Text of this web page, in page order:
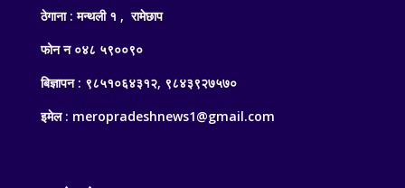
ठेगाना : मन्थली १ , रामेछाप
फोन न ०४८ ५९००९०
बिज्ञापन : ९८५१०६४३१२, ९८४३९२७५७०
इमेल : meropradeshnews1@gmail.com